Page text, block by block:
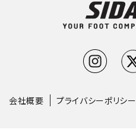
会社概要 プライバシーポリシー